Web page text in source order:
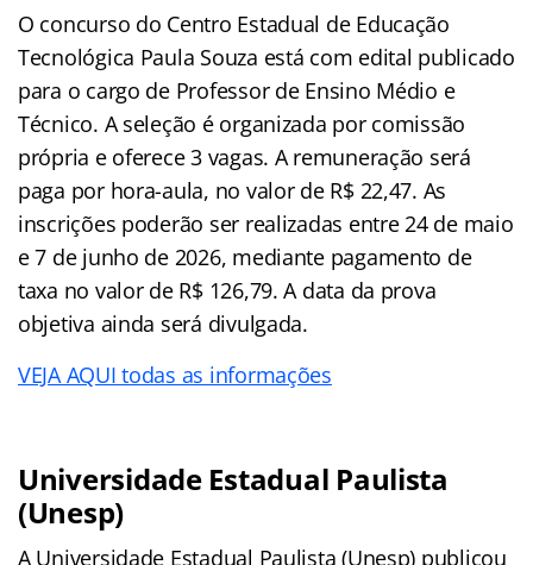
O concurso do Centro Estadual de Educação
Tecnológica Paula Souza está com edital publicado
para o cargo de Professor de Ensino Médio e
Técnico. A seleção é organizada por comissão
própria e oferece 3 vagas. A remuneração será
paga por hora-aula, no valor de R$ 22,47. As
inscrições poderão ser realizadas entre 24 de maio
e 7 de junho de 2026, mediante pagamento de
taxa no valor de R$ 126,79. A data da prova
objetiva ainda será divulgada.
VEJA AQUI todas as informações
Universidade Estadual Paulista
(Unesp)
A Universidade Estadual Paulista (Unesp) publicou